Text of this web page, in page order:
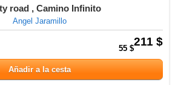
road , Camino Infinito
Angel Jaramillo
211 $
55 $
Añadir a la cesta